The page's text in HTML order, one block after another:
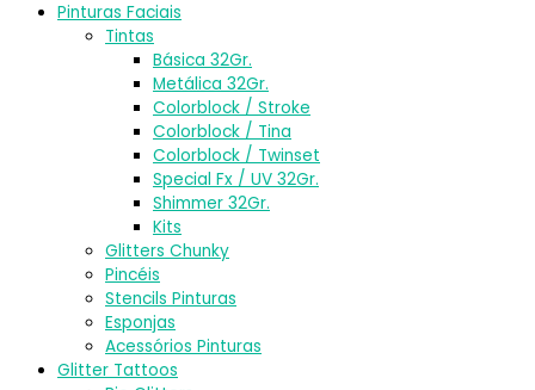
Pinturas Faciais
Tintas
Básica 32Gr.
Metálica 32Gr.
Colorblock / Stroke
Colorblock / Tina
Colorblock / Twinset
Special Fx / UV 32Gr.
Shimmer 32Gr.
Kits
Glitters Chunky
Pincéis
Stencils Pinturas
Esponjas
Acessórios Pinturas
Glitter Tattoos